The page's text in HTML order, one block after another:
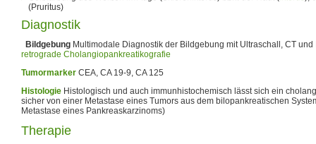
(Pruritus)
Diagnostik
Bildgebung Multimodale Diagnostik der Bildgebung mit Ultraschall, CT und
retrograde Cholangiopankreatikografie
Tumormarker CEA, CA 19-9, CA 125
Histologie Histologisch und auch immunhistochemisch lässt sich ein
sicher von einer Metastase eines Tumors aus dem bilopankreatischen
Metastase eines Pankreaskarzinoms)
Therapie